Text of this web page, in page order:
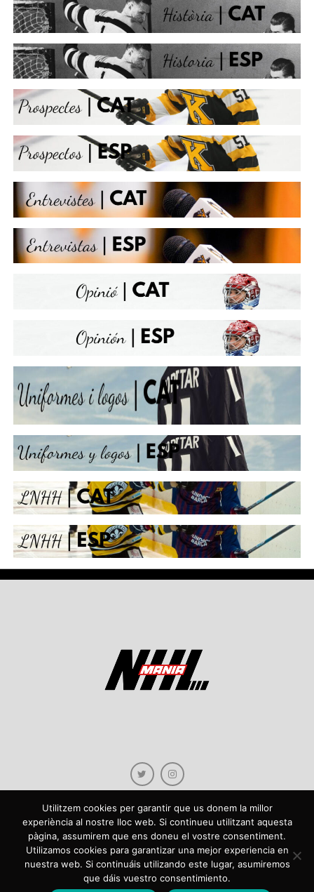
Copyright © 2021 NHLmania.com. Tots els drets reservats / Todos los derechos
reservados. NHLmania és una web dedicada a la difusió de contingut sobre la
NHL, tant en català com en castellà. L'escut de NHLmania.com és propietat de la
web en qüestió. NHLmania es una web dedicada a la difusión de contenido sobre
Utilitzem cookies per garantir que us donem la millor
experiència al nostre lloc web. Si continueu utilitzant aquesta
pàgina, assumirem que ens doneu el vostre consentiment.
Utilizamos cookies para garantizar una mejor experiencia en
nuestra web. Si continuáis utilizando este lugar, asumiremos
que dáis vuestro consentimiento.